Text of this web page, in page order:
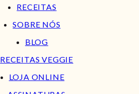
RECEITAS
SOBRE NÓS
BLOG
RECEITAS VEGGIE
LOJA ONLINE